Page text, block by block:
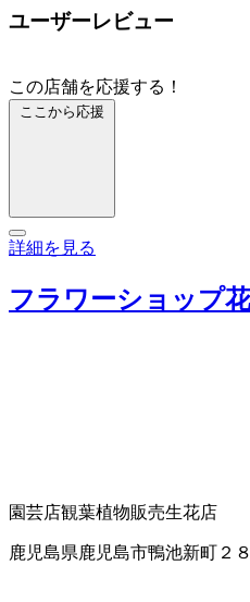
ユーザーレビュー
この店舗を応援する！
ここから応援
詳細を見る
フラワーショップ
園芸店観葉植物販売生花店
鹿児島県鹿児島市鴨池新町２